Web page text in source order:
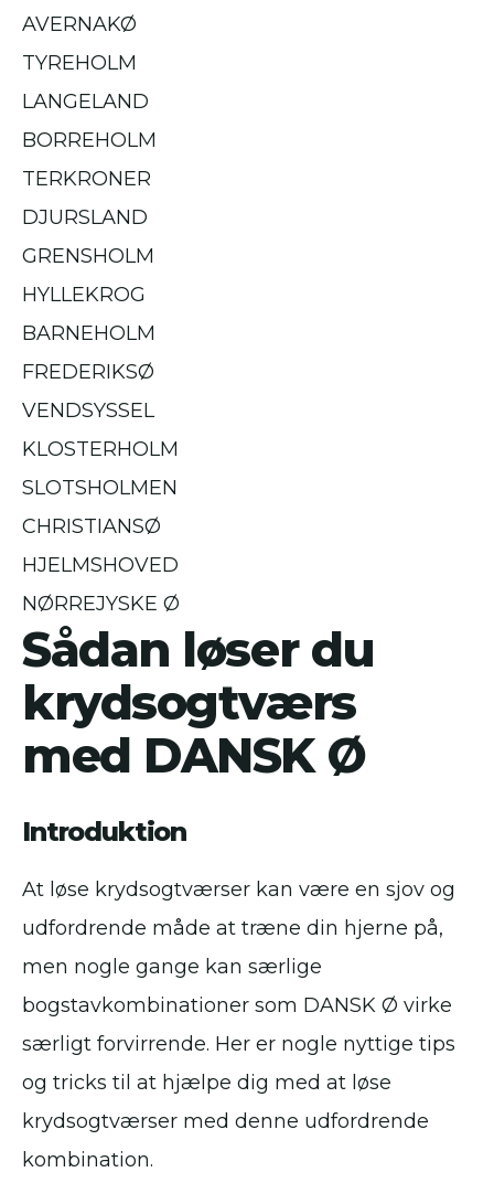
AVERNAKØ
TYREHOLM
LANGELAND
BORREHOLM
TERKRONER
DJURSLAND
GRENSHOLM
HYLLEKROG
BARNEHOLM
FREDERIKSØ
VENDSYSSEL
KLOSTERHOLM
SLOTSHOLMEN
CHRISTIANSØ
HJELMSHOVED
NØRREJYSKE Ø
Sådan løser du
krydsogtværs
med DANSK Ø
Introduktion
At løse krydsogtværser kan være en sjov og
udfordrende måde at træne din hjerne på,
men nogle gange kan særlige
bogstavkombinationer som DANSK Ø virke
særligt forvirrende. Her er nogle nyttige tips
og tricks til at hjælpe dig med at løse
krydsogtværser med denne udfordrende
kombination.